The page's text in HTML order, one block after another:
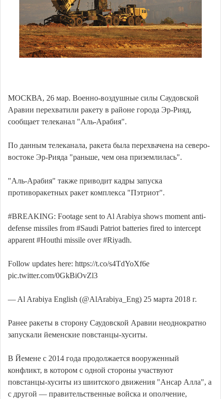
МОСКВА, 26 мар. Военно-воздушные силы Саудовской
Аравии перехватили ракету в районе города Эр-Рияд,
сообщает телеканал "Аль-Арабия".
По данным телеканала, ракета была перехвачена на северо-
востоке Эр-Рияда "раньше, чем она приземлилась".
"Аль-Арабия" также приводит кадры запуска
противоракетных ракет комплекса "Пэтриот".
#BREAKING: Footage sent to Al Arabiya shows moment anti-
defense missiles from #Saudi Patriot batteries fired to intercept
apparent #Houthi missile over #Riyadh.
Follow updates here: https://t.co/s4TdYoXf6e
pic.twitter.com/0GkBiOvZl3
— Al Arabiya English (@AlArabiya_Eng) 25 марта 2018 г.
​Ранее ракеты в сторону Саудовской Аравии неоднократно
запускали йеменские повстанцы-хуситы.
В Йемене с 2014 года продолжается вооруженный
конфликт, в котором с одной стороны участвуют
повстанцы-хуситы из шиитского движения "Ансар Алла", а
с другой — правительственные войска и ополчение,